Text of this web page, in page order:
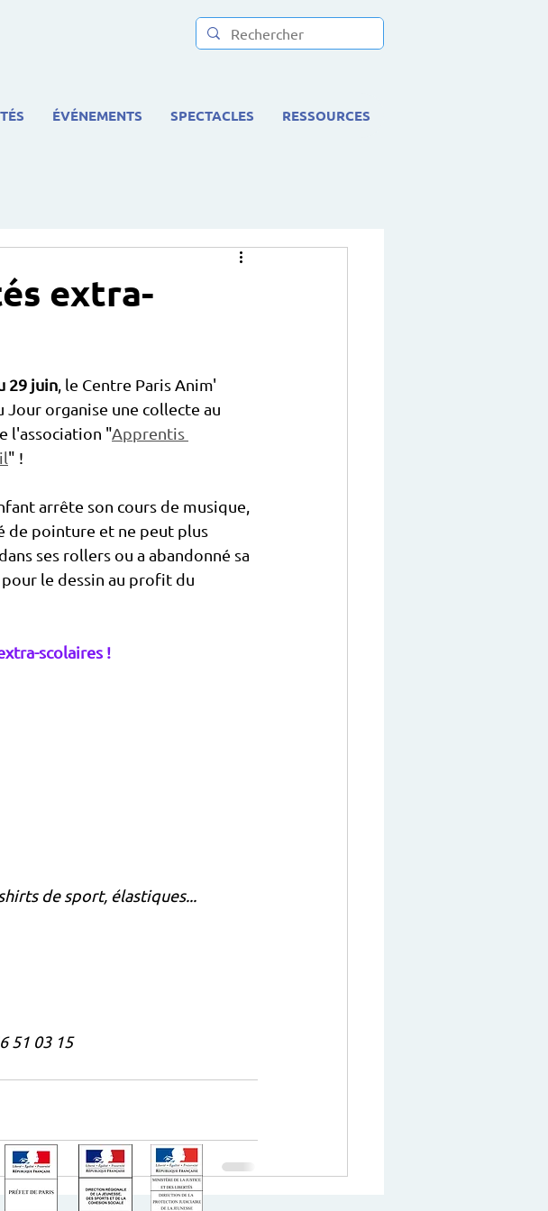
ÉVÉNEMENTS SPECTACLES RESSOURCES
extra-
29 juin , le Centre Paris Anim'
Jour organise une collecte au
l'association "Apprentis
" !
arrête son cours de musique,
de pointure et ne peut plus
ses rollers ou a abandonné sa
pour le dessin au profit du
scolaires !
shirts de sport, élastiques...
51 03 15